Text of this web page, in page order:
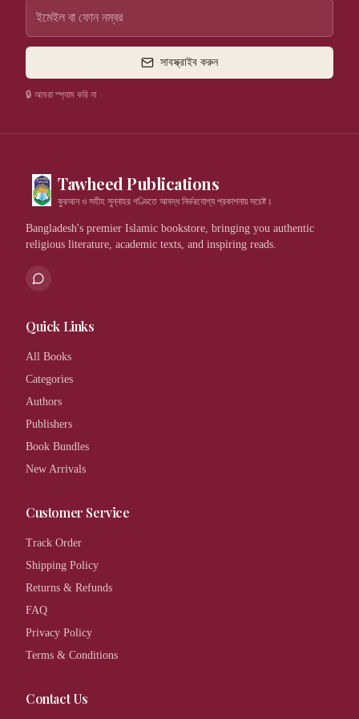
সাবস্ক্রাইব করুন
🔒 আমরা স্প্যাম করি না
Tawheed Publications
কুরআন ও সহীহ সুন্নাহর গণ্ডিতে আবদ্ধ নির্ভরযোগ্য প্রকাশনায় সচেষ্ট।
Bangladesh's premier Islamic bookstore, bringing you authentic
religious literature, academic texts, and inspiring reads.
Quick Links
All Books
Categories
Authors
Publishers
Book Bundles
New Arrivals
Customer Service
Track Order
Shipping Policy
Returns & Refunds
FAQ
Privacy Policy
Terms & Conditions
Contact Us